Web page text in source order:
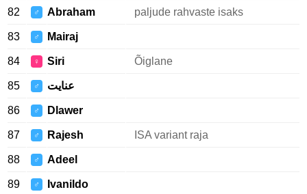
82 ♂ Abraham paljude rahvaste isaks
83 ♂ Mairaj
84 ♀ Siri Õiglane
85 ♂ عنایت
86 ♂ Dlawer
87 ♂ Rajesh ISA variant raja
88 ♂ Adeel
89 ♂ Ivanildo